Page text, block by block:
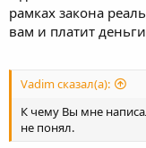
рамках закона
вам и платит
Vadim сказал(а):
К чему Вы мне
не понял.